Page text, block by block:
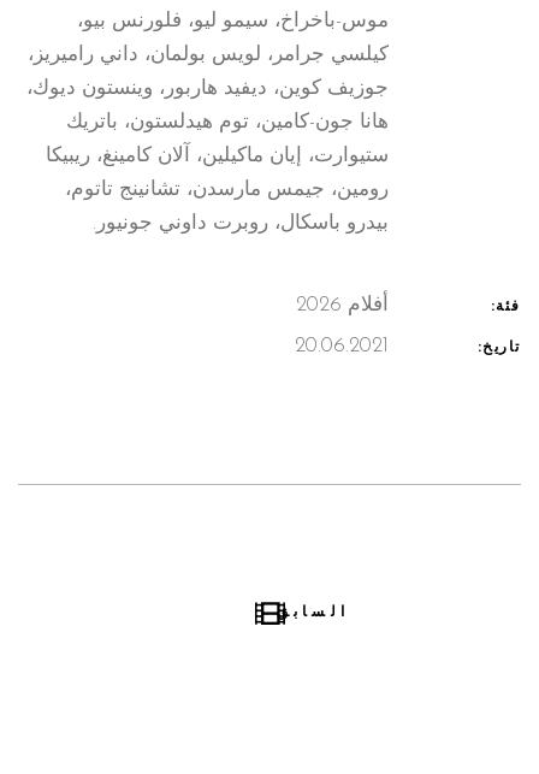
موس-باخراخ، سيمو ليو، فلورنس بيو،
كيلسي جرامر، لويس بولمان، داني راميريز،
جوزيف كوين، ديفيد هاربور، وينستون ديوك،
هانا جون-كامين، توم هيدلستون، باتريك
ستيوارت، إيان ماكيلين، آلان كامينغ، ريبيكا
رومين، جيمس مارسدن، تشانينج تاتوم،
بيدرو باسكال، روبرت داوني جونيور.
فئة: أفلام 2026
تاريخ: 20.06.2021
السابق